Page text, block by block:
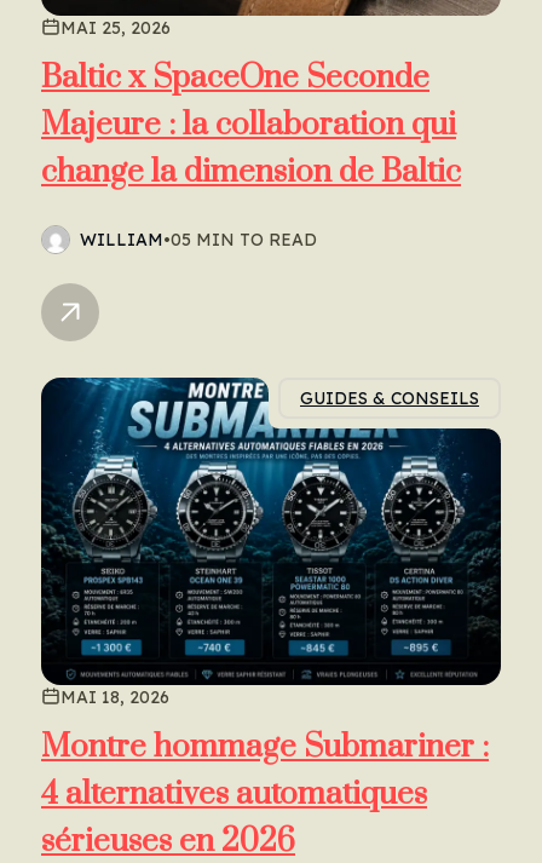
MAI 25, 2026
Baltic x SpaceOne Seconde
Majeure : la collaboration qui
change la dimension de Baltic
WILLIAM•05 MIN TO READ
GUIDES & CONSEILS
MAI 18, 2026
Montre hommage Submariner :
4 alternatives automatiques
sérieuses en 2026